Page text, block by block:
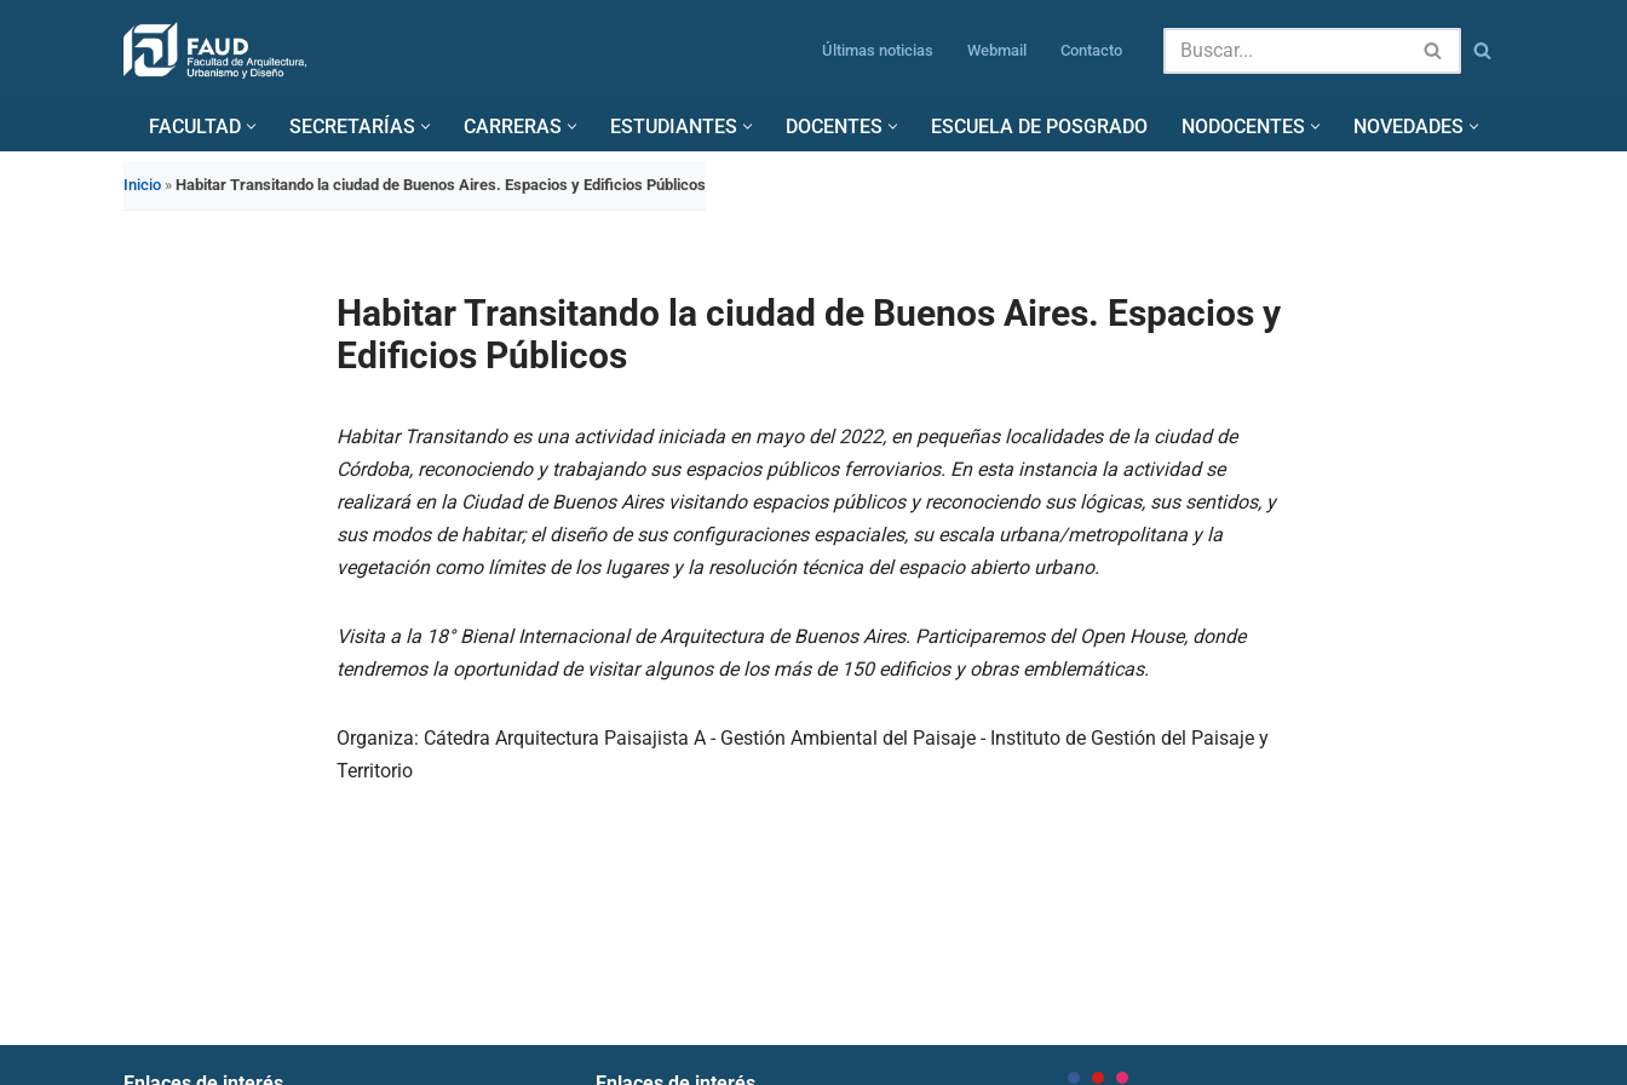
Últimas noticias Webmail Contacto
FACULTAD SECRETARÍAS CARRERAS ESTUDIANTES DOCENTES ESCUELA DE POSGRADO NODOCENTES NOVEDADES
Inicio » Habitar Transitando la ciudad de Buenos Aires. Espacios y Edificios Públicos
Habitar Transitando la ciudad de Buenos Aires. Espacios y
Edificios Públicos
Habitar Transitando es una actividad iniciada en mayo del 2022, en pequeñas localidades de la ciudad de
Córdoba, reconociendo y trabajando sus espacios públicos ferroviarios. En esta instancia la actividad se
realizará en la Ciudad de Buenos Aires visitando espacios públicos y reconociendo sus lógicas, sus sentidos, y
sus modos de habitar; el diseño de sus configuraciones espaciales, su escala urbana/metropolitana y la
vegetación como límites de los lugares y la resolución técnica del espacio abierto urbano.
Visita a la 18° Bienal Internacional de Arquitectura de Buenos Aires. Participaremos del Open House, donde
tendremos la oportunidad de visitar algunos de los más de 150 edificios y obras emblemáticas.
Organiza: Cátedra Arquitectura Paisajista A - Gestión Ambiental del Paisaje - Instituto de Gestión del Paisaje y
Territorio